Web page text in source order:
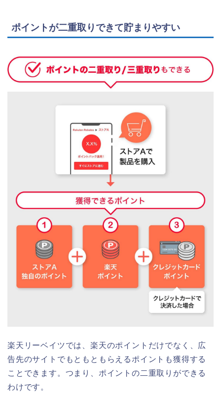
ポイントが二重取りできて貯まりやすい
楽天リーベイツでは、楽天のポイントだけでなく、広
告先のサイトでもともともらえるポイントも獲得する
ことできます。つまり、ポイントの二重取りができる
わけです。